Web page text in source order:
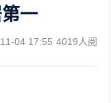
一
04 17:55 4019人阅